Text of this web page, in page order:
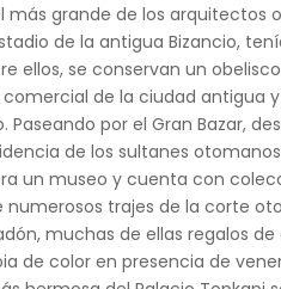
más grande de los arquitectos
de la antigua Bizancio,
ellos, se conservan un
de la ciudad antigua
por el Gran Bazar,
de los sultanes
un museo y cuenta con
numerosos trajes de la corte
muchas de ellas regalos
de color en presencia de